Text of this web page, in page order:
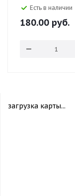
Есть в наличии
180.00 руб.
загрузка карты...